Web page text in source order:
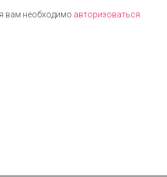
вам необходимо авторизоваться